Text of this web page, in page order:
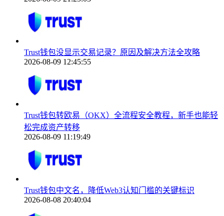
Trust钱包没显示交易记录？原因及解决方法全攻略
2026-08-09 12:45:55
Trust钱包转欧易（OKX）全流程安全教程，新手也能轻
松完成资产转移
2026-08-09 11:19:49
Trust钱包中文名，降低Web3认知门槛的关键标识
2026-08-08 20:40:04